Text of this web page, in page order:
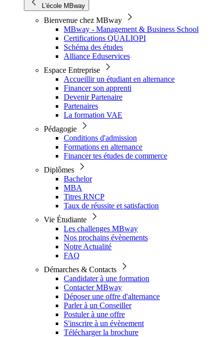
L'école MBway
Bienvenue chez MBway
MBway - Management & Business School
Certifications QUALIOPI
Schéma des études
Alliance Eduservices
Espace Entreprise
Accueillir un étudiant en alternance
Financer son apprenti
Devenir Partenaire
Partenaires
La formation VAE
Pédagogie
Conditions d'admission
Formations en alternance
Financer tes études de commerce
Diplômes
Bachelor
MBA
Titres RNCP
Taux de réussite et satisfaction
Vie Étudiante
Les challenges MBway
Nos prochains évènements
Notre Actualité
FAQ
Démarches & Contacts
Candidater à une formation
Contacter MBway
Déposer une offre d'alternance
Parler à un Conseiller
Postuler à une offre
S'inscrire à un évènement
Télécharger la brochure